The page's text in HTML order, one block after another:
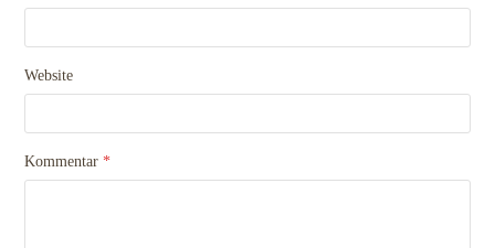
Website
Kommentar*